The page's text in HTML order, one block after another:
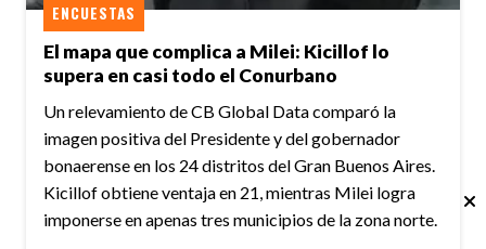
El mapa que complica a Milei: Kicillof lo
supera en casi todo el Conurbano
ENCUESTAS
Un relevamiento de CB Global Data comparó la
imagen positiva del Presidente y del gobernador
bonaerense en los 24 distritos del Gran Buenos Aires.
Kicillof obtiene ventaja en 21, mientras Milei logra
imponerse en apenas tres municipios de la zona norte.